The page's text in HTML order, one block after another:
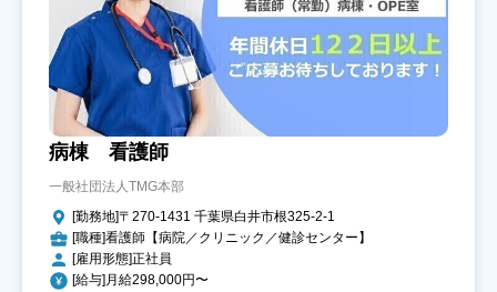
病棟 看護師
一般社団法人TMG本部
[勤務地]〒270-1431 千葉県白井市根325-2-1
[職種]看護師【病院／クリニック／健診センター】
[雇用形態]正社員
[給与]月給298,000円〜